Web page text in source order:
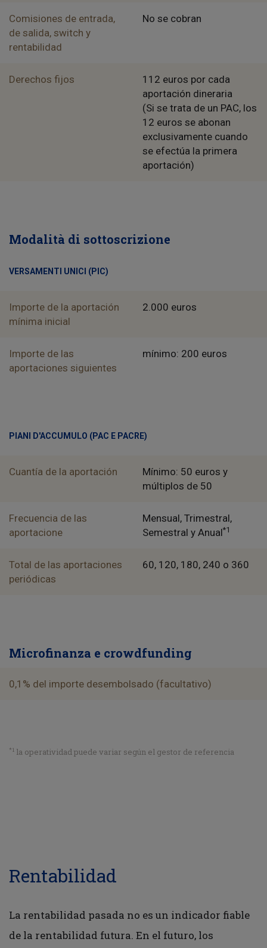
Comisiones de entrada,
de salida, switch y
rentabilidad
No se cobran
Derechos fijos
112 euros por cada
aportación dineraria
(Si se trata de un PAC, los
12 euros se abonan
exclusivamente cuando
se efectúa la primera
aportación)
Modalità di sottoscrizione
VERSAMENTI UNICI (PIC)
Importe de la aportación
mínima inicial
2.000 euros
Importe de las
aportaciones siguientes
mínimo: 200 euros
PIANI D'ACCUMULO (PAC E PACRE)
Cuantía de la aportación
Mínimo: 50 euros y
múltiplos de 50
Frecuencia de las
aportacione
Mensual, Trimestral,
Semestral y Anual*1
Total de las aportaciones
periódicas
60, 120, 180, 240 o 360
Microfinanza e crowdfunding
0,1% del importe desembolsado (facultativo)
*1 la operatividad puede variar según el gestor de referencia
Rentabilidad
La rentabilidad pasada no es un indicador fiable
de la rentabilidad futura. En el futuro, los